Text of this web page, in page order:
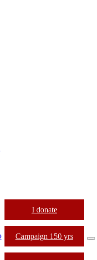
I donate
Campaign 150 yrs